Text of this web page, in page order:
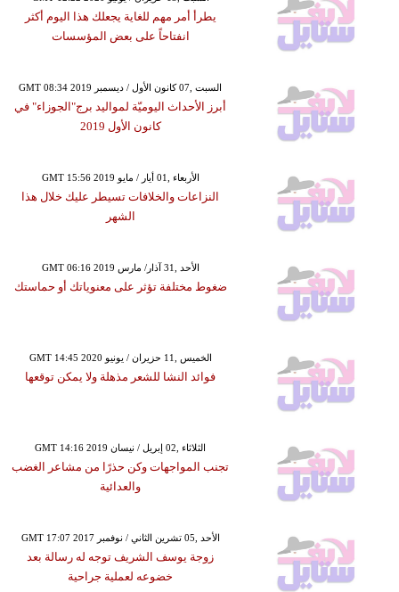
يطرأ أمر مهم للغاية يجعلك هذا اليوم أكثر
انفتاحاً على بعض المؤسسات
GMT 08:34 2019 السبت ,07 كانون الأول / ديسمبر
أبرز الأحداث اليوميّة لمواليد برج"الجوزاء" في
كانون الأول 2019
GMT 15:56 2019 الأربعاء ,01 أيار / مايو
النزاعات والخلافات تسيطر عليك خلال هذا
الشهر
GMT 06:16 2019 الأحد ,31 آذار/ مارس
ضغوط مختلفة تؤثر على معنوياتك أو حماستك
GMT 14:45 2020 الخميس ,11 حزيران / يونيو
فوائد النشا للشعر مذهلة ولا يمكن توقعها
GMT 14:16 2019 الثلاثاء ,02 إبريل / نيسان
تجنب المواجهات وكن حذرًا من مشاعر الغضب
والعدائية
GMT 17:07 2017 الأحد ,05 تشرين الثاني / نوفمبر
زوجة يوسف الشريف توجه له رسالة بعد
خضوعه لعملية جراحية